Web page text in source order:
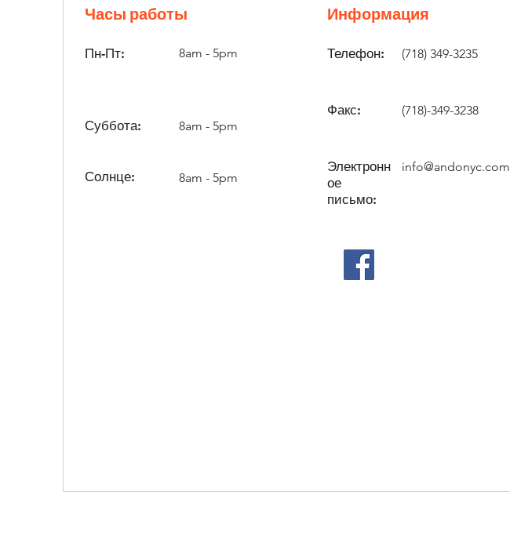
Часы работы
Пн-Пт: 8am - 5pm
Суббота: 8am - 5pm
Солнце: 8am - 5pm
Информация
Телефон: (718) 349-3235
Факс: (718)-349-3238
Электронн
ое
письмо:
info@andonyc.com